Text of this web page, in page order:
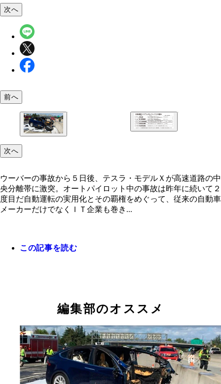
ウーバーの事故から５日後、テスラ・モデルＸが
路の中央分離帯に激突。オートパイロット中の事
次へ
前へ
次へ
ウーバーの事故から５日後、テスラ・モデルＸが高速道路の中
央分離帯に激突。オートパイロット中の事故は昨年に続いて２
度目だ自動運転の実用化とその覇権をめぐって、従来の自動車
メーカーだけでなくＩＴ企業も巻き...
この記事を読む
編集部のオススメ